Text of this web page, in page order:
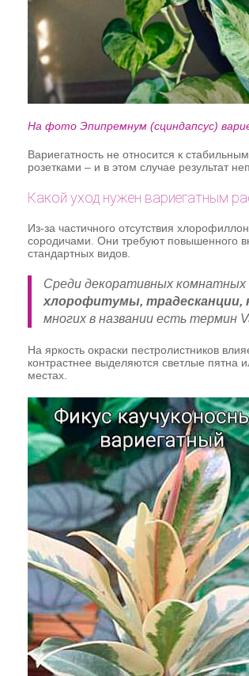
На фото Эпипремнум (сциндапсус)
Вариегатность не относится к
розетками – и в этом случае результат
Какой уход нужен вариегатным
Из-за частичного отсутствия
сородичами. Они требуют повышенного
стандартных видов.
Среди декоративных
хлорофитумы, традесканции,
многих в названии есть термин
На яркость окраски пестролистников
контрастнее выделяются светлые
местах.